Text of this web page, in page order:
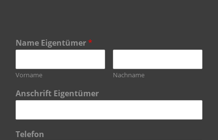
Name Eigentümer*
Vorname Nachname
Anschrift Eigentümer
Telefon